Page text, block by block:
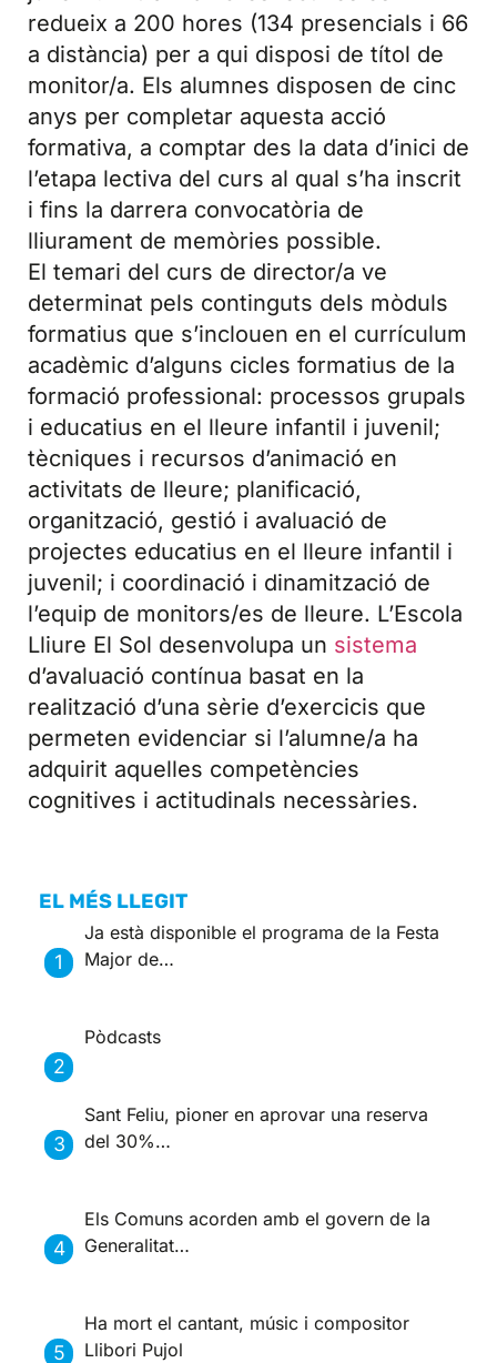
redueix a 200 hores (134 presencials i 66
a distància) per a qui disposi de títol de
monitor/a. Els alumnes disposen de cinc
anys per completar aquesta acció
formativa, a comptar des la data d’inici de
l’etapa lectiva del curs al qual s’ha inscrit
i fins la darrera convocatòria de
lliurament de memòries possible.
El temari del curs de director/a ve
determinat pels continguts dels mòduls
formatius que s’inclouen en el currículum
acadèmic d’alguns cicles formatius de la
formació professional: processos grupals
i educatius en el lleure infantil i juvenil;
tècniques i recursos d’animació en
activitats de lleure; planificació,
organització, gestió i avaluació de
projectes educatius en el lleure infantil i
juvenil; i coordinació i dinamització de
l’equip de monitors/es de lleure. L’Escola
Lliure El Sol desenvolupa un sistema
d’avaluació contínua basat en la
realització d’una sèrie d’exercicis que
permeten evidenciar si l’alumne/a ha
adquirit aquelles competències
cognitives i actitudinals necessàries.
EL MÉS LLEGIT
Ja està disponible el programa de la Festa
Major de…
Pòdcasts
Sant Feliu, pioner en aprovar una reserva
del 30%…
Els Comuns acorden amb el govern de la
Generalitat…
Ha mort el cantant, músic i compositor
Llibori Pujol